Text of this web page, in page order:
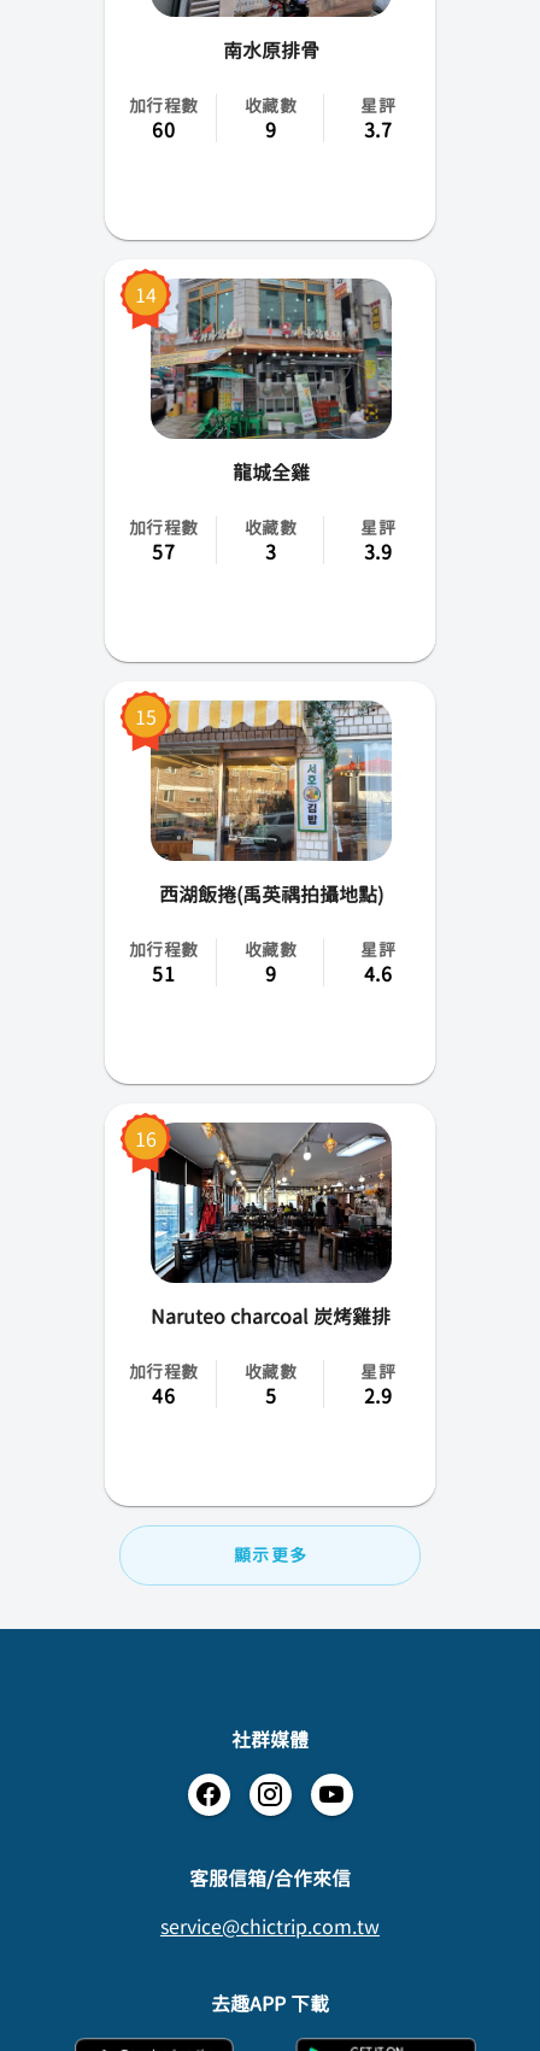
南水原排骨
加行程數
60
收藏數
9
星評
3.7
14
龍城全雞
加行程數
57
收藏數
3
星評
3.9
15
西湖飯捲(禹英禑拍攝地點)
加行程數
51
收藏數
9
星評
4.6
16
Naruteo charcoal 炭烤雞排
加行程數
46
收藏數
5
星評
2.9
顯示更多
社群媒體
​客服信箱/合作來信
service@chictrip.com.tw
去趣APP 下載